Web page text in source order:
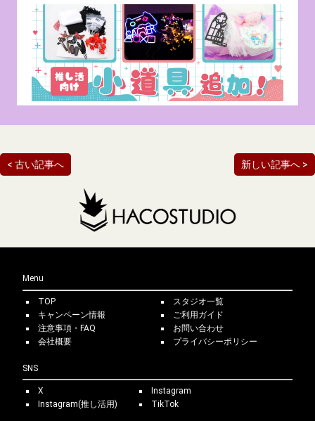
< 古い記事へ 新しい記事へ >
Menu
TOP
スタジオ一覧
キャンペーン情報
ご利用ガイド
注意事項・FAQ
お問い合わせ
会社概要
プライバシーポリシー
SNS
X
Instagram
Instagram(推し活用)
TikTok